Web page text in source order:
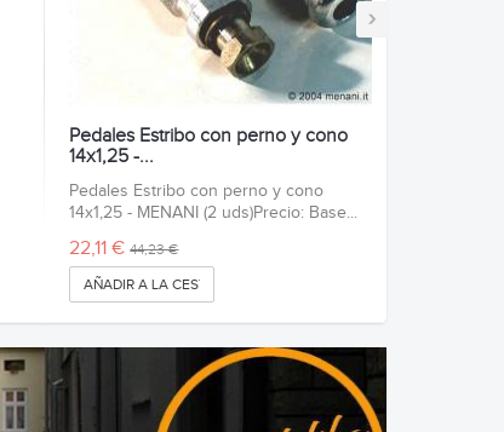
›
Pedales Estribo con perno y cono
14x1,25 -...
Pedales Estribo con perno y cono
14x1,25 - MENANI (2 uds)Precio: Base...
22,11 € 44,23 €
AÑADIR A LA CESTA